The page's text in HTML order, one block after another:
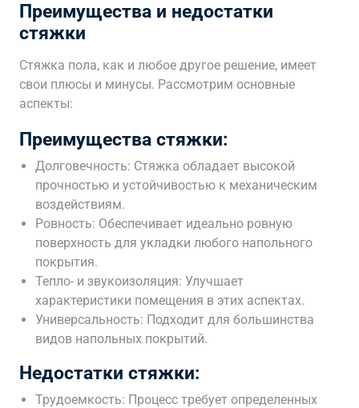
Преимущества и недостатки
стяжки
Стяжка пола, как и любое другое решение, имеет
свои плюсы и минусы. Рассмотрим основные
аспекты:
Преимущества стяжки:
Долговечность: Стяжка обладает высокой
прочностью и устойчивостью к механическим
воздействиям.
Ровность: Обеспечивает идеально ровную
поверхность для укладки любого напольного
покрытия.
Тепло- и звукоизоляция: Улучшает
характеристики помещения в этих аспектах.
Универсальность: Подходит для большинства
видов напольных покрытий.
Недостатки стяжки:
Трудоемкость: Процесс требует определенных